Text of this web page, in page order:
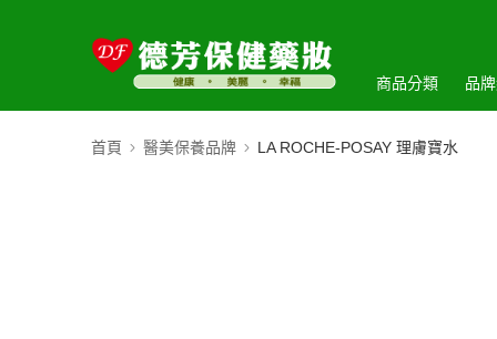
商品分類 品
首頁 醫美保養品牌 LA ROCHE-POSAY 理膚寶水